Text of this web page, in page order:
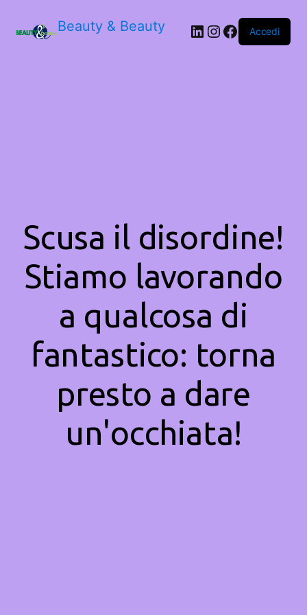
Beauty & Beauty LinkedIn
Instagram
Facebook
Accedi
Scusa il disordine!
Stiamo lavorando
a qualcosa di
fantastico: torna
presto a dare
un'occhiata!